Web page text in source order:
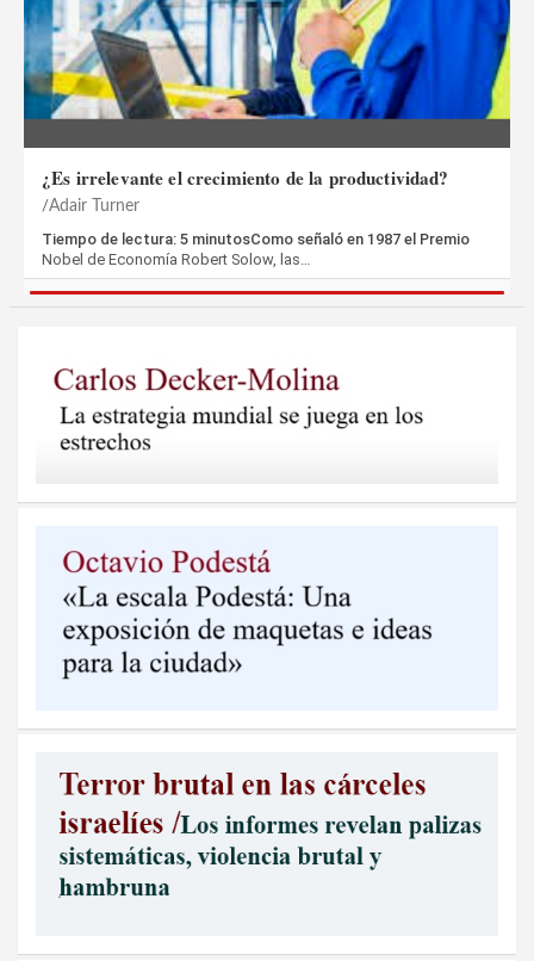
¿Es irrelevante el crecimiento de la productividad?
Adair Turner
Tiempo de lectura: 5 minutosComo señaló en 1987 el Premio
Nobel de Economía Robert Solow, las…